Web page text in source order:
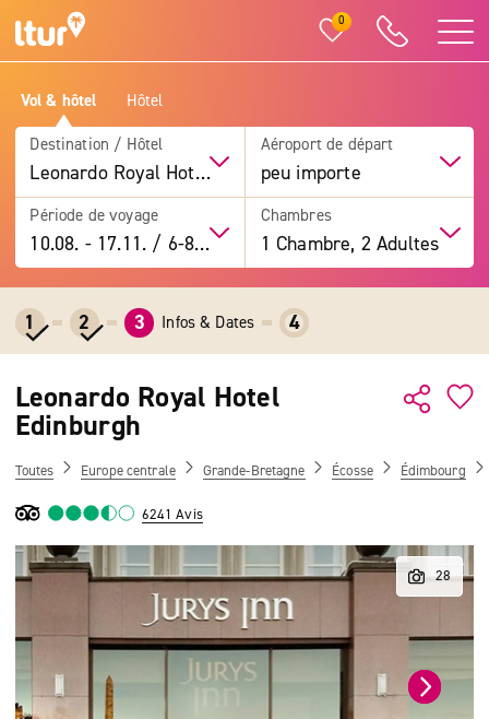
0
Vol & hôtel Hôtel
Destination / Hôtel
Leonardo Royal Hotel Edinburgh
Aéroport de départ
peu importe
Période de voyage
10.08. -17.11. / 6-8 jours
Chambres
1 Chambre, 2 Adultes
1 2 3 Infos & Dates 4
Leonardo Royal Hotel
Edinburgh
Toutes Europe centrale Grande-Bretagne Écosse Édimbourg
6241 Avis